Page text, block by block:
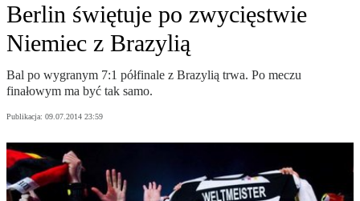
Berlin świętuje po zwycięstwie
Niemiec z Brazylią
Bal po wygranym 7:1 półfinale z Brazylią trwa. Po meczu
finałowym ma być tak samo.
Publikacja: 09.07.2014 23:59